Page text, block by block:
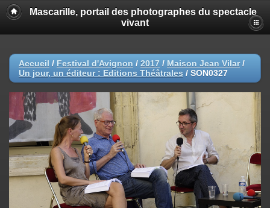
Mascarille, portail des photographes du spectacle
vivant
Accueil / Festival d'Avignon / 2017 / Maison Jean Vilar/
Un jour, un éditeur : Editions Théâtrales / SON0327